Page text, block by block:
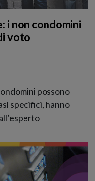
i non condomini
voto
possono
specifici, hanno